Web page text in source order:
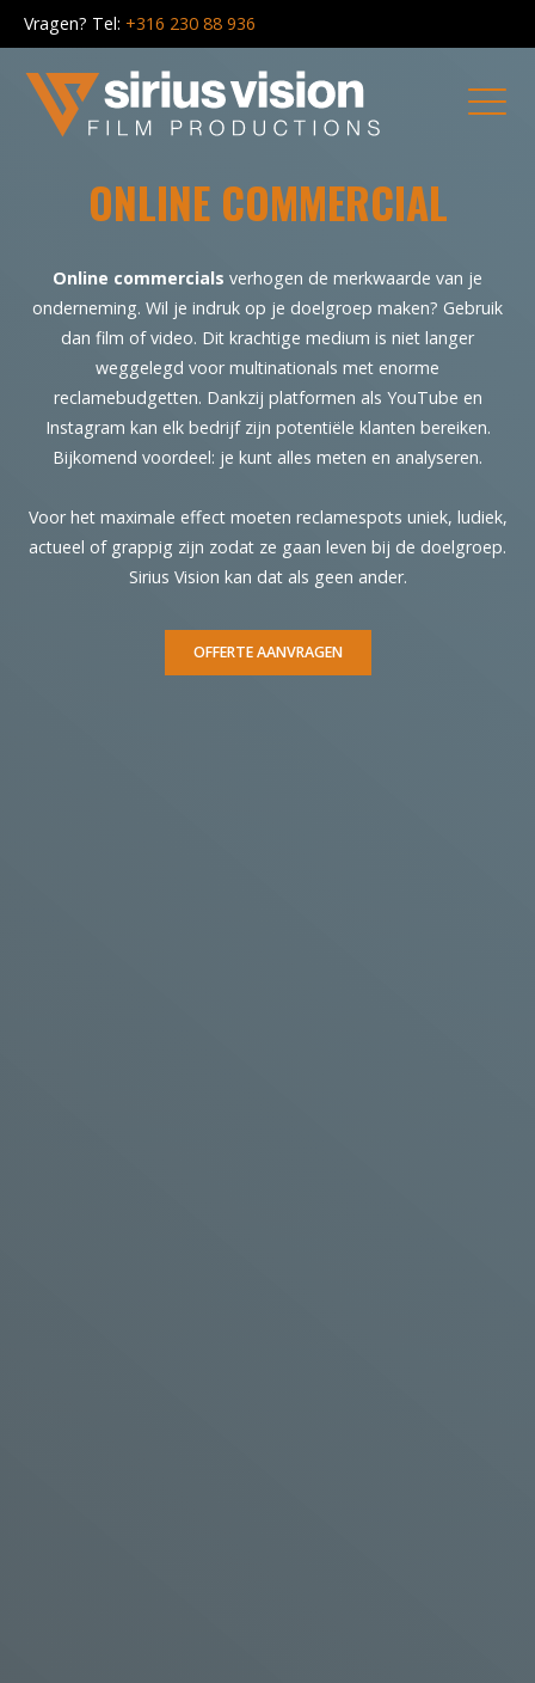
Vragen? Tel: +316 230 88 936
ONLINE COMMERCIAL
Online commercials verhogen de merkwaarde van je
onderneming. Wil je indruk op je doelgroep maken? Gebruik
dan film of video. Dit krachtige medium is niet langer
weggelegd voor multinationals met enorme
reclamebudgetten. Dankzij platformen als YouTube en
Instagram kan elk bedrijf zijn potentiële klanten bereiken.
Bijkomend voordeel: je kunt alles meten en analyseren.
Voor het maximale effect moeten reclamespots uniek, ludiek,
actueel of grappig zijn zodat ze gaan leven bij de doelgroep.
Sirius Vision kan dat als geen ander.
OFFERTE AANVRAGEN